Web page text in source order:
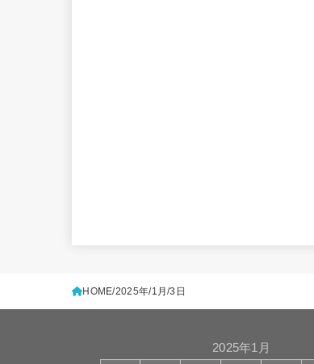
HOME 2025年 1月 3日
2025年1月